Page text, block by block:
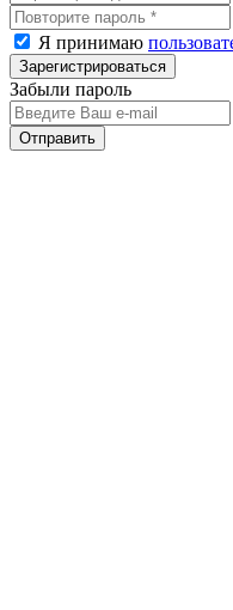
Я принимаю
Забыли пароль